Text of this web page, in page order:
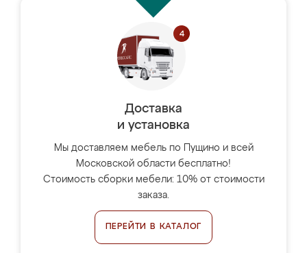
Доставка
и установка
Мы доставляем мебель по Пущино и всей
Московской области бесплатно!
Стоимость сборки мебели: 10% от стоимости
заказа.
ПЕРЕЙТИ В КАТАЛОГ